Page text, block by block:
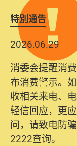
特別通告
2026.06.29
消委会提醒消
布消费警示。
收相关来电、
轻信回应，更
问，请致电防
2222查询。